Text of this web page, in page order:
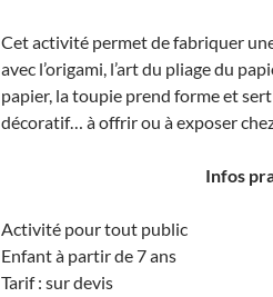
Cet activité permet de fabriquer
avec l’origami, l’art du pliage du
papier, la toupie prend forme et
décoratif… à offrir ou à exposer
Infos
Activité pour tout public
Enfant à partir de 7 ans
Tarif : sur devis